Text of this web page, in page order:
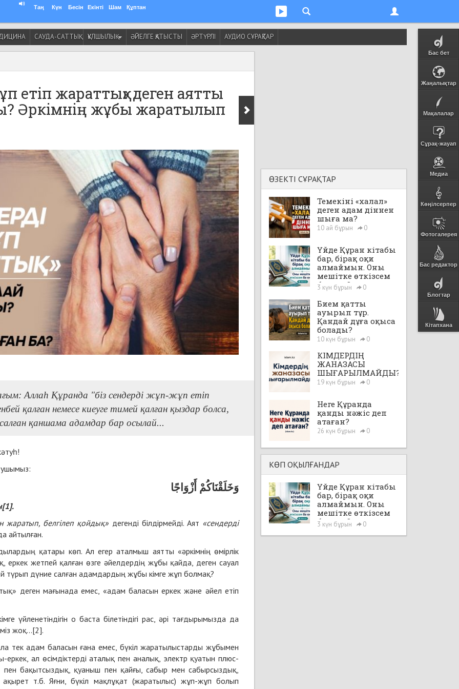
Таң Күн Бесін Екінті Шам Құптан
Бас бет
Жаңалықтар
Мақалалар
Сұрақ-жауап
Медиа
Көңілсерпер
Фотогалерея
Бас редактор
Блогтар
Кітапхана
САУДА-САТТЫҚ ҚҰЛШЫЛЫҚ ӘЙЕЛГЕ ҚАТЫСТЫ ӘРТҮРЛІ АУДИО СҰРАҚТАР
етіп жараттық» деген аятты
Әркімнің жұбы жаратылып
Аллаһ Құранда "біз сендерді жұп-жұп етіп
қалған немесе киеуге тимей қалған қыздар болса,
қаншама адамдар бар осылай...
وَخَلَقْنَاكُمْ أَزْوَاجًا
жаратып, белгілеп қойдық» дегенді білдірмейді. Аят «сендерді
айтылған.
қатары көп. Ал егер аталмыш аятты «әркімнің өмірлік
жетпей қалған өзге әйелдердің жұбы қайда, деген сауал
түрып дүние салған адамдардың жұбы кімге жұп болмақ?
деген мағынада емес, «адам баласын еркек және әйел етіп
үйленетіндігін о баста білетіндігі рас, әрі тағдырымызда да
жоқ...[2].
тек адам баласын ғана емес, бүкіл жаратылыстарды жұбымен
ал өсімдіктерді аталық пен аналық, электр қуатын плюс-
бақытсыздық, қуаныш пен қайғы, сабыр мен сабырсыздық,
т.б. Яғни, бүкіл мақлұқат (жаратылыс) жұп-жұп болып
ӨЗЕКТІ СҰРАҚТАР
Темекіні «халал»
деген адам діннен
шыға ма?
10 ай бұрын 0
Үйде Құран кітабы
бар, бірақ оқи
алмаймын. Оны
мешітке өткізсем
бе екен?
3 күн бұрын 0
Бием қатты
ауырып тұр.
Қандай дұға оқыса
болады?
10 күн бұрын 0
КІМДЕРДІҢ
ЖАНАЗАСЫ
ШЫҒАРЫЛМАЙДЫ?
19 күн бұрын 0
Неге Құранда
қанды нәжіс деп
атаған?
26 күн бұрын 0
КӨП ОҚЫЛҒАНДАР
Үйде Құран кітабы
бар, бірақ оқи
алмаймын. Оны
мешітке өткізсем
бе екен?
3 күн бұрын 0